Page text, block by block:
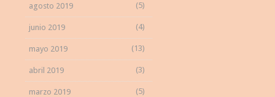
agosto 2019 (5)
junio 2019 (4)
mayo 2019 (13)
abril 2019 (3)
marzo 2019 (5)